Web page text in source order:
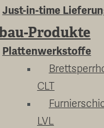
Just-in-time
Produkte
Plattenwerkstoffe
CLT
LVL